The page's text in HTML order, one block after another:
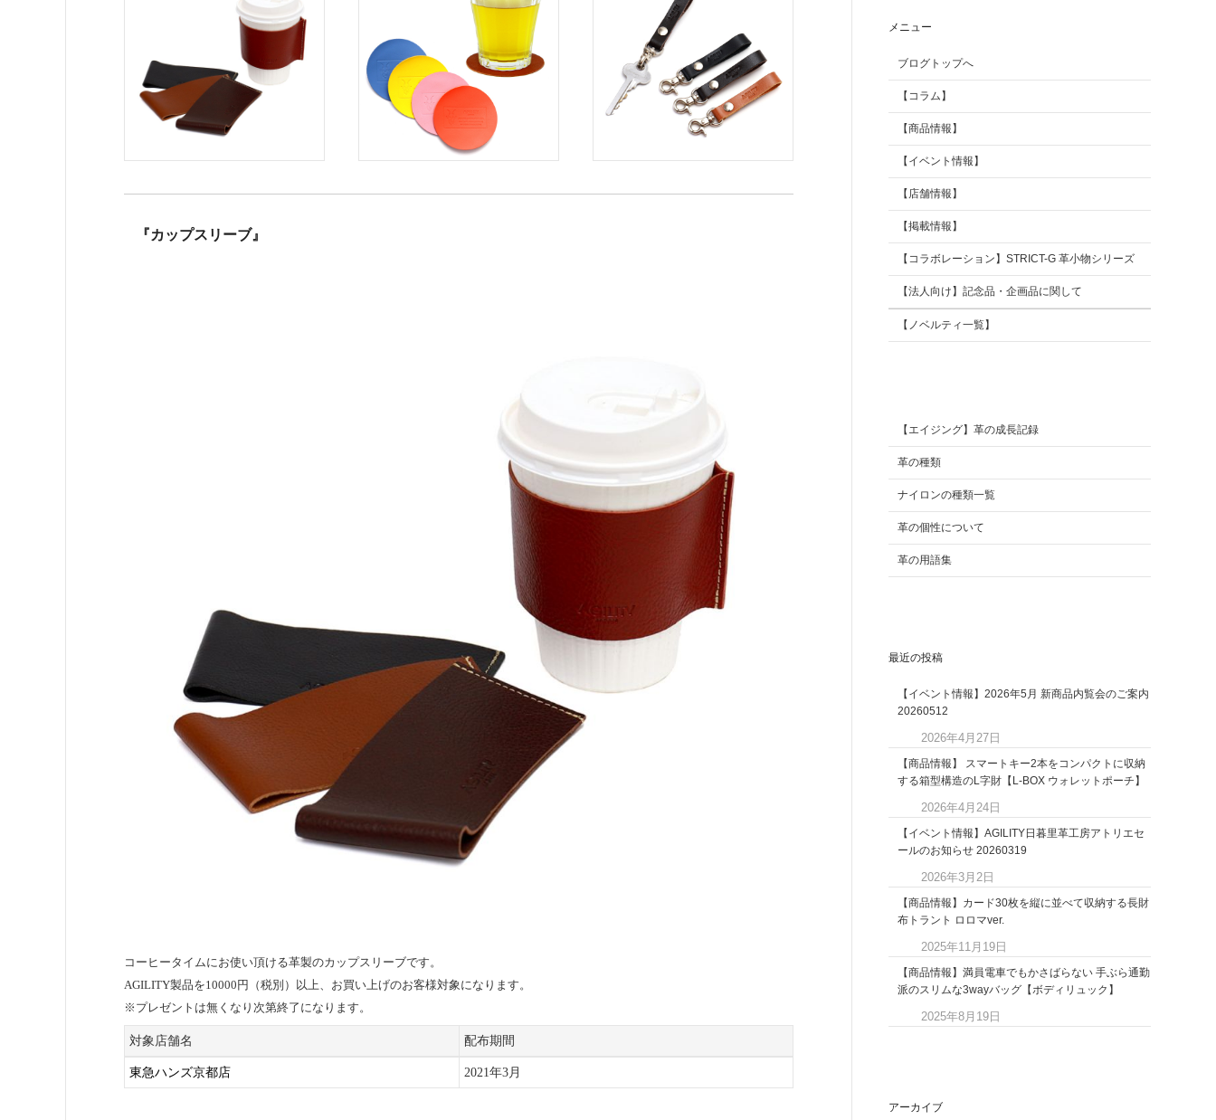
『カップスリーブ』
コーヒータイムにお使い頂ける革製のカップスリーブです。
AGILITY製品を10000円（税別）以上、お買い上げのお客様対象になります。
※プレゼントは無くなり次第終了になります。
対象店舗名 配布期間
東急ハンズ京都店 2021年3月
メニュー
ブログトップへ
【コラム】
【商品情報】
【イベント情報】
【店舗情報】
【掲載情報】
【コラボレーション】STRICT-G 革小物シリーズ
【法人向け】記念品・企画品に関して
【ノベルティ一覧】
【エイジング】革の成長記録
革の種類
ナイロンの種類一覧
革の個性について
革の用語集
最近の投稿
【イベント情報】2026年5月 新商品内覧会のご案内
20260512
2026年4月27日
【商品情報】 スマートキー2本をコンパクトに収納
する箱型構造のL字財【L-BOX ウォレットポーチ】
2026年4月24日
【イベント情報】AGILITY日暮里革工房アトリエセ
ールのお知らせ 20260319
2026年3月2日
【商品情報】カード30枚を縦に並べて収納する長財
布トラント ロロマver.
2025年11月19日
【商品情報】満員電車でもかさばらない 手ぶら通勤
派のスリムな3wayバッグ【ボディリュック】
2025年8月19日
アーカイブ